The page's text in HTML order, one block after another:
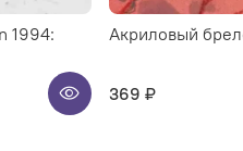
1994:
Акриловый
369 ₽